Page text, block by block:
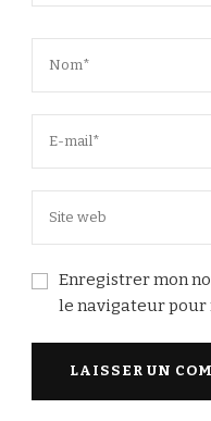
Enregistrer mon
le navigateur pour